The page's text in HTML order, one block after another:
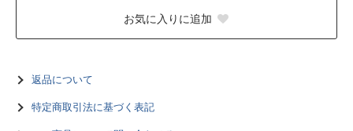
お気に入りに追加
返品について
特定商取引法に基づく表記